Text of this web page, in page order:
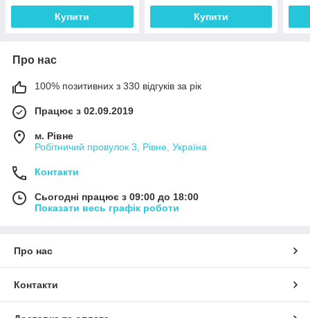
Купити Купити
Про нас
100% позитивних з 330 відгуків за рік
Працює з 02.09.2019
м. Рівне
Робітничий провулок 3, Рівне, Україна
Контакти
Сьогодні працює з 09:00 до 18:00
Показати весь графік роботи
Про нас
Контакти